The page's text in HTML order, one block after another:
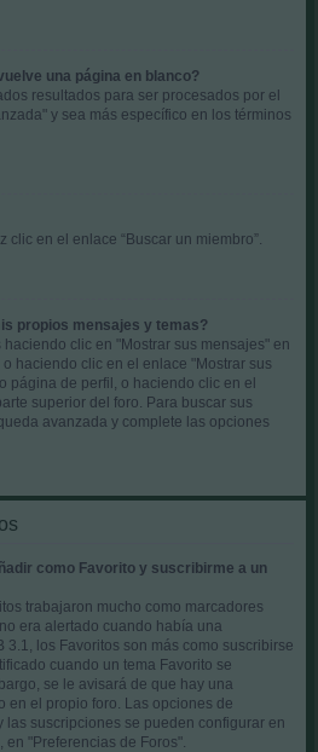
una página en blanco?
resultados para ser procesados por el
y sea más específico en los términos
en el enlace “Buscar un miembro”.
propios mensajes y temas?
clic en "Mostrar sus mensajes" en
haciendo clic en el enlace "Mostrar sus
página de perfil, o haciendo clic en el
superior del foro. Para buscar sus
avanzada y complete las opciones
como Favorito y suscribirme a un
trabajaron mucho como marcadores
era alertado cuando había una
3.1, los Favoritos son más como suscribirse
cuando un tema Favorito se
se le avisará de que hay una
en el propio foro. Las opciones de
las suscripciones se pueden configurar en
"Preferencias de Foros".